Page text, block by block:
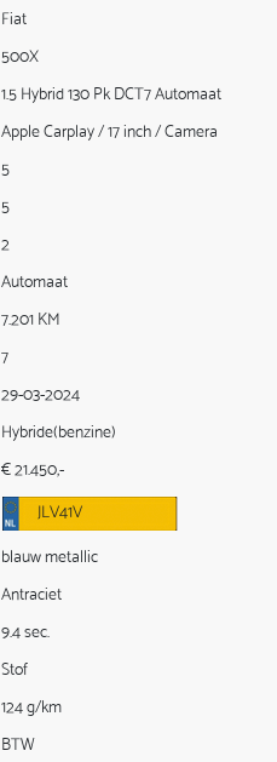
Fiat
500X
1.5 Hybrid 130 Pk DCT7 Automaat
Apple Carplay / 17 inch / Camera
5
5
2
Automaat
7.201 KM
7
29-03-2024
Hybride(benzine)
€ 21.450,-
JLV41V
blauw metallic
Antraciet
9.4 sec.
Stof
124 g/km
BTW